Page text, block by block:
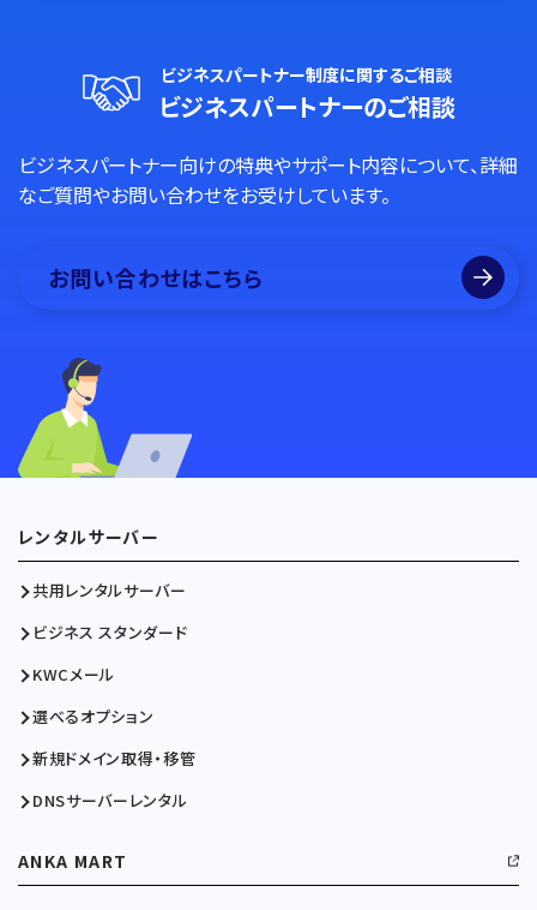
ビジネスパートナー制度に関するご相談
ビジネスパートナーのご相談
ビジネスパートナー向けの特典やサポート内容について、詳細
なご質問やお問い合わせをお受けしています。
お問い合わせはこちら
レンタルサーバー
共用レンタルサーバー
ビジネス スタンダード
KWCメール
選べるオプション
新規ドメイン取得・移管
DNSサーバーレンタル
ANKA MART